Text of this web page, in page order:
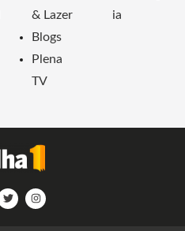
& Lazer
Blogs
Plena
TV
ia